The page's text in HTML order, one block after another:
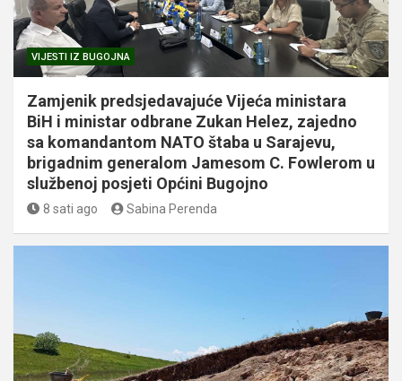
VIJESTI IZ BUGOJNA
Zamjenik predsjedavajuće Vijeća ministara
BiH i ministar odbrane Zukan Helez, zajedno
sa komandantom NATO štaba u Sarajevu,
brigadnim generalom Jamesom C. Fowlerom u
službenoj posjeti Općini Bugojno
8 sati ago Sabina Perenda